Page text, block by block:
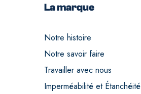
La marque
Notre histoire
Notre savoir faire
Travailler avec nous
Imperméabilité et Étanchéité